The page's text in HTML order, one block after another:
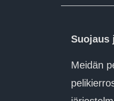
Suojaus
Meidän